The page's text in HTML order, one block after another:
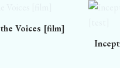
the Voices [film]